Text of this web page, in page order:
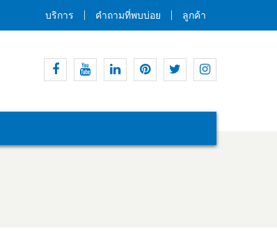
บริการ คำถามที่พบบ่อย ลูกค้า